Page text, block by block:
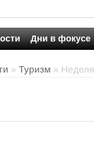
Дни в фокусе
» Туризм » Неделя